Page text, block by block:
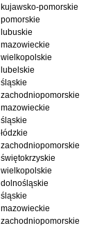
kujawsko-pomorskie
pomorskie
lubuskie
mazowieckie
wielkopolskie
lubelskie
śląskie
zachodniopomorskie
mazowieckie
śląskie
łódzkie
zachodniopomorskie
świętokrzyskie
wielkopolskie
dolnośląskie
śląskie
mazowieckie
zachodniopomorskie